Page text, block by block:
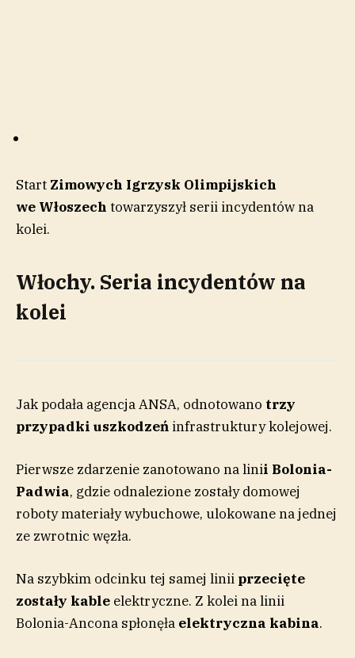
Start Zimowych Igrzysk Olimpijskich
we Włoszech towarzyszył serii incydentów na
kolei.
Włochy. Seria incydentów na
kolei
Jak podała agencja ANSA, odnotowano trzy
przypadki uszkodzeń infrastruktury kolejowej.
Pierwsze zdarzenie zanotowano na linii Bolonia-
Padwia, gdzie odnalezione zostały domowej
roboty materiały wybuchowe, ulokowane na jednej
ze zwrotnic węzła.
Na szybkim odcinku tej samej linii przecięte
zostały kable elektryczne. Z kolei na linii
Bolonia-Ancona spłonęła elektryczna kabina.